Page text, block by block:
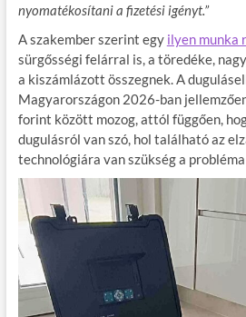
nyomatékosítani a fizetési igényt.”
A szakember szerint egy ilyen munka
sürgősségi felárral is, a töredéke,
a kiszámlázott összegnek. A
Magyarországon 2026-ban
forint között mozog, attól függően,
dugulásról van szó, hol található az
technológiára van szükség a